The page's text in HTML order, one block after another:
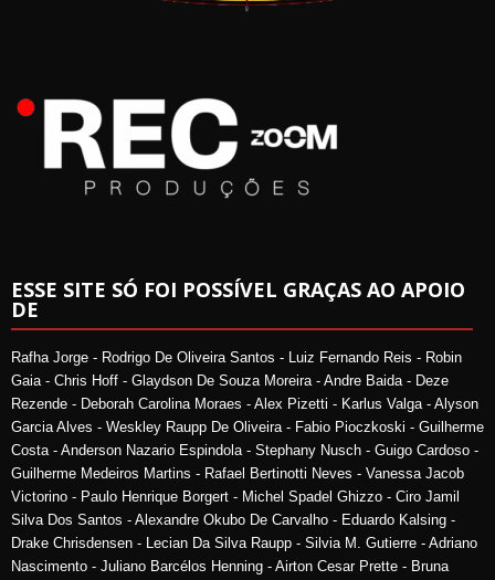
ESSE SITE SÓ FOI POSSÍVEL GRAÇAS AO APOIO
DE
Rafha Jorge - Rodrigo De Oliveira Santos - Luiz Fernando Reis - Robin
Gaia - Chris Hoff - Glaydson De Souza Moreira - Andre Baida - Deze
Rezende - Deborah Carolina Moraes - Alex Pizetti - Karlus Valga - Alyson
Garcia Alves - Weskley Raupp De Oliveira - Fabio Pioczkoski - Guilherme
Costa - Anderson Nazario Espindola - Stephany Nusch - Guigo Cardoso -
Guilherme Medeiros Martins - Rafael Bertinotti Neves - Vanessa Jacob
Victorino - Paulo Henrique Borgert - Michel Spadel Ghizzo - Ciro Jamil
Silva Dos Santos - Alexandre Okubo De Carvalho - Eduardo Kalsing -
Drake Chrisdensen - Lecian Da Silva Raupp - Silvia M. Gutierre - Adriano
Nascimento - Juliano Barcélos Henning - Airton Cesar Prette - Bruna